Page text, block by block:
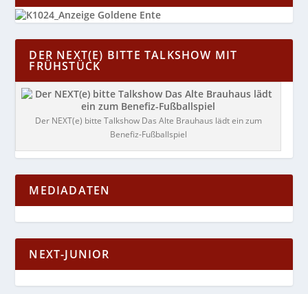
DER NEXT(E) BITTE TALKSHOW MIT
FRÜHSTÜCK
Der NEXT(e) bitte Talkshow Das Alte Brauhaus lädt ein zum
Benefiz-Fußballspiel
MEDIADATEN
NEXT-JUNIOR